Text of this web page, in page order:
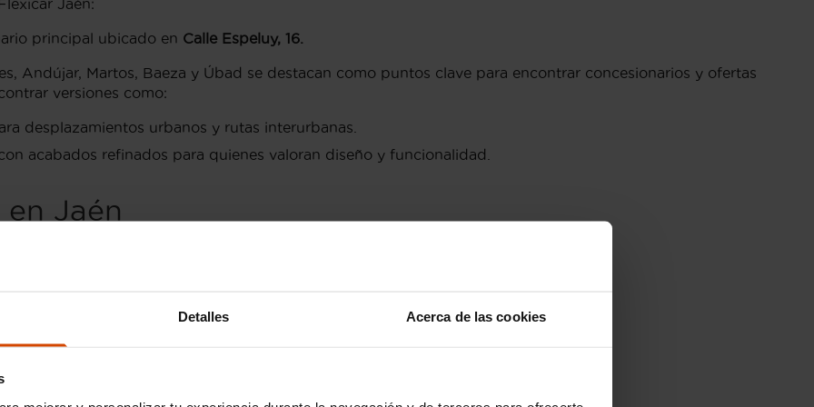
Detalles Acerca de las cookies
Jaén:
principal ubicado en Calle Espeluy, 16.
Andújar, Martos, Baeza y Úbad se destacan como puntos clave para encontrar concesionarios y ofertas
versiones como:
desplazamientos urbanos y rutas interurbanas.
acabados refinados para quienes valoran diseño y funcionalidad.
Jaén
encontrar una amplia selección de coches de las siguientes marcas:
y deportivos que combinan diseño y tecnología.
premium.
buscan comodidad y prestigio.
y eficiencia.